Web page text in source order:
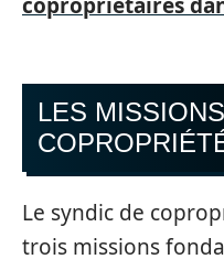
LES
Le syndic de
trois missions